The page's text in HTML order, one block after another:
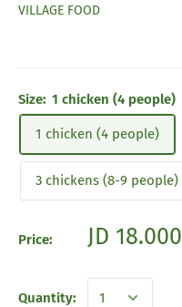
VILLAGE FOOD
Size: 1 chicken (4 people)
1 chicken (4 people)
3 chickens (8-9 people)
Price: JD 18.000
Quantity: